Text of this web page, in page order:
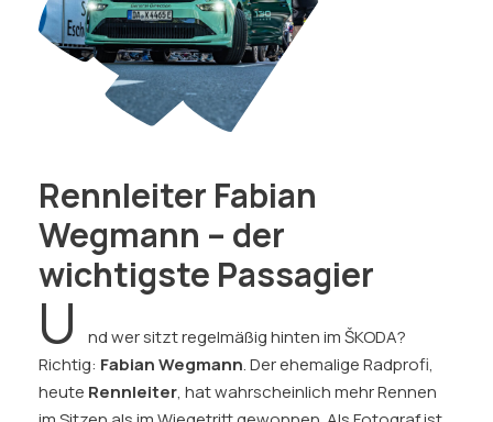
Rennleiter Fabian
Wegmann – der
wichtigste Passagier
U
nd wer sitzt regelmäßig hinten im ŠKODA?
Richtig: Fabian Wegmann. Der ehemalige Radprofi,
heute Rennleiter, hat wahrscheinlich mehr Rennen